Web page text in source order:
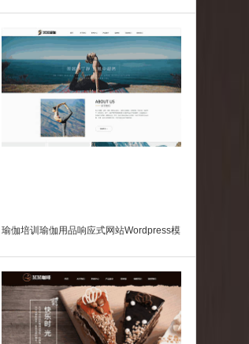
瑜伽培训瑜伽用品响应式网站Wordpress模
板